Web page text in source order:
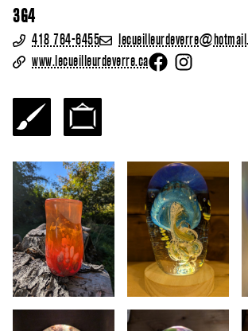
3G4
418 764-6455
www.lecueilleurdeverre.ca